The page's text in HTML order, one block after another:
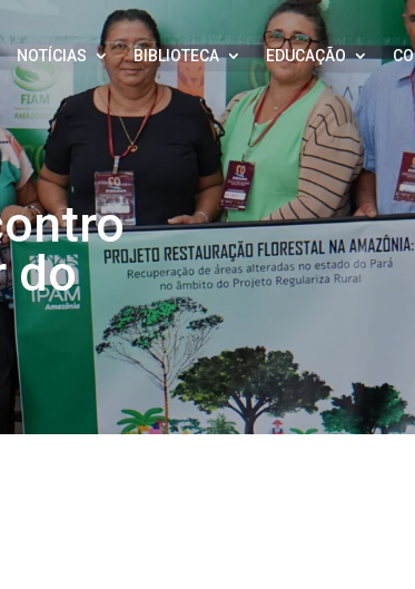
NOTÍCIAS BIBLIOTECA EDUCAÇÃO
do